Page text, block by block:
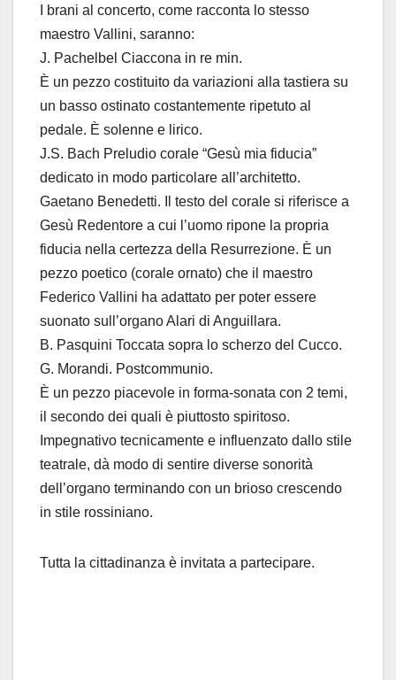
I brani al concerto, come racconta lo stesso
maestro Vallini, saranno:
J. Pachelbel Ciaccona in re min.
È un pezzo costituito da variazioni alla tastiera su
un basso ostinato costantemente ripetuto al
pedale. È solenne e lirico.
J.S. Bach Preludio corale “Gesù mia fiducia”
dedicato in modo particolare all’architetto.
Gaetano Benedetti. Il testo del corale si riferisce a
Gesù Redentore a cui l’uomo ripone la propria
fiducia nella certezza della Resurrezione. È un
pezzo poetico (corale ornato) che il maestro
Federico Vallini ha adattato per poter essere
suonato sull’organo Alari di Anguillara.
B. Pasquini Toccata sopra lo scherzo del Cucco.
G. Morandi. Postcommunio.
È un pezzo piacevole in forma-sonata con 2 temi,
il secondo dei quali è piuttosto spiritoso.
Impegnativo tecnicamente e influenzato dallo stile
teatrale, dà modo di sentire diverse sonorità
dell’organo terminando con un brioso crescendo
in stile rossiniano.
Tutta la cittadinanza è invitata a partecipare.